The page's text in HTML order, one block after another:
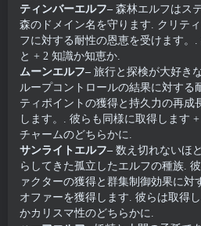
ティンバーエルフ– 森林エルフはス
森のドメイン名を守ります. クリテ
フに対する耐性の恩恵を受けます。
と + 2 知識か知恵か.
ムーンエルフ– 旅行と探検が大好き
ループコントロールの結果に対する
ティポイントの獲得と持久力の再成
します。. 彼らも同様に取得します
チャームのどちらかに.
サンライトエルフ– 数え切れないほ
らしてきた孤立したエルフの種族.
ァクターの獲得と群集制御効果に対
オファーを獲得します. 彼らは取得
かカリスマ性のどちらかに.